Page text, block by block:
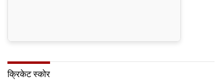
क्रिकेट स्कोर